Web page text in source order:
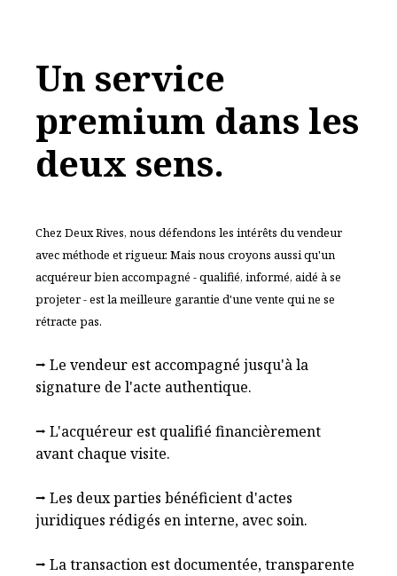
Un service
premium dans les
deux sens.
Chez Deux Rives, nous défendons les intérêts du vendeur
avec méthode et rigueur. Mais nous croyons aussi qu'un
acquéreur bien accompagné - qualifié, informé, aidé à se
projeter - est la meilleure garantie d'une vente qui ne se
rétracte pas.
⭢ Le vendeur est accompagné jusqu'à la
signature de l'acte authentique.
⭢ L'acquéreur est qualifié financièrement
avant chaque visite.
⭢ Les deux parties bénéficient d'actes
juridiques rédigés en interne, avec soin.
⭢ La transaction est documentée, transparente